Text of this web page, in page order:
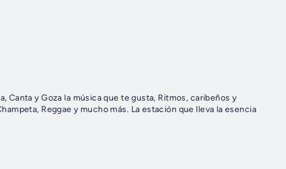
Canta y Goza la música que te gusta, Ritmos, caribeños y
Reggae y mucho más. La estación que lleva la esencia